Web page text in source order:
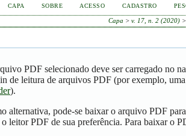
CAPA SOBRE ACESSO CADASTRO
Capa >v. 17, n. 2 (2020)
PDF selecionado deve ser carregado no
de leitura de arquivos PDF (por exemplo,
).
alternativa, pode-se baixar o arquivo PDF
leitor PDF de sua preferência. Para baixar o